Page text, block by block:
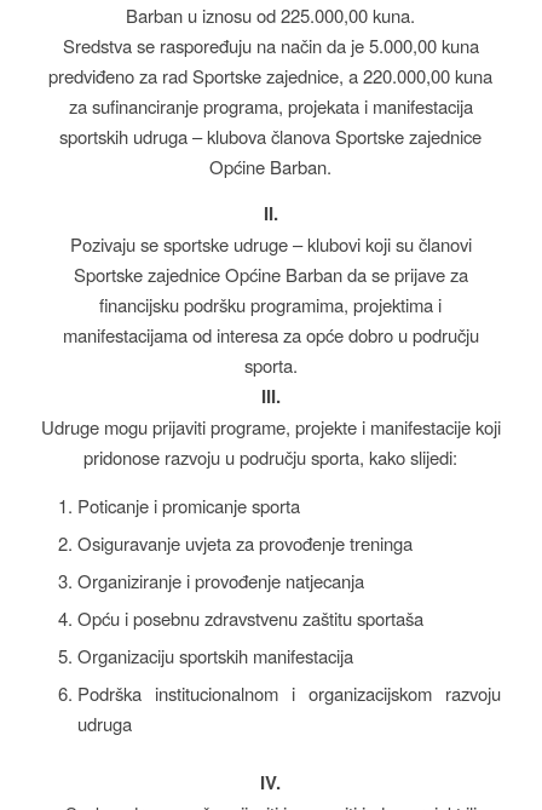
Barban u iznosu od 225.000,00 kuna.
Sredstva se raspoređuju na način da je 5.000,00 kuna
predviđeno za rad Sportske zajednice, a 220.000,00 kuna
za sufinanciranje programa, projekata i manifestacija
sportskih udruga – klubova članova Sportske zajednice
Općine Barban.
II.
Pozivaju se sportske udruge – klubovi koji su članovi
Sportske zajednice Općine Barban da se prijave za
financijsku podršku programima, projektima i
manifestacijama od interesa za opće dobro u području
sporta.
III.
Udruge mogu prijaviti programe, projekte i manifestacije koji
pridonose razvoju u području sporta, kako slijedi:
Poticanje i promicanje sporta
Osiguravanje uvjeta za provođenje treninga
Organiziranje i provođenje natjecanja
Opću i posebnu zdravstvenu zaštitu sportaša
Organizaciju sportskih manifestacija
Podrška institucionalnom i organizacijskom razvoju
udruga
IV.